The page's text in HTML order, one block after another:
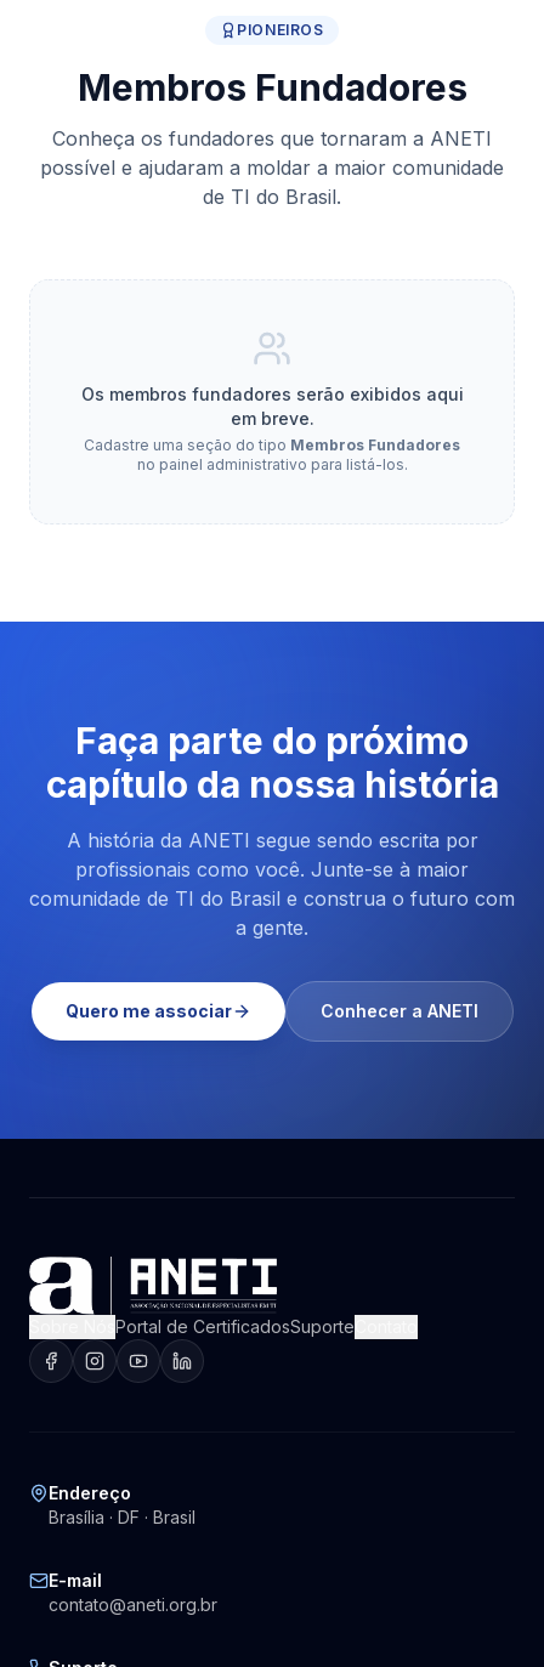
PIONEIROS
Membros Fundadores
Conheça os fundadores que tornaram a ANETI
possível e ajudaram a moldar a maior comunidade
de TI do Brasil.
Os membros fundadores serão exibidos aqui
em breve.
Cadastre uma seção do tipo Membros Fundadores
no painel administrativo para listá-los.
Faça parte do próximo
capítulo da nossa história
A história da ANETI segue sendo escrita por
profissionais como você. Junte-se à maior
comunidade de TI do Brasil e construa o futuro com
a gente.
Quero me associar Conhecer a ANETI
Portal de CertificadosSuporte
Endereço
Brasília · DF · Brasil
E-mail
contato@aneti.org.br